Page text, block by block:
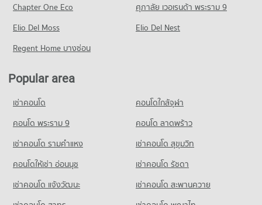
26 properties for sale
Condo mittrapapmemorial hospital saraburi
PROJECT_COUNT
Condo for Rent near mittrapapmemorial hospital saraburi
10 properties for rent
Condo for Sale near mittrapapmemorial hospital saraburi
46 properties for sale
Condo Saraburi Private Medical Clinic
PROJECT_COUNT
Condo for Rent near Saraburi Private Medical Clinic
10 properties for rent
Condo for Sale near Saraburi Private Medical Clinic
46 properties for sale
Condo Saraburi Hospital
Chapter One Eco
ศุภาลัย เวอเรนด้า พระราม 9
Elio Del Moss
Elio Del Nest
Regent Home บางซ่อน
Popular area
เช่าคอนโด
คอนโดใกล้จุฬา
คอนโด พระราม 9
คอนโด ลาดพร้าว
เช่าคอนโด รามคําแหง
เช่าคอนโด สุขุมวิท
คอนโดให้เช่า อ่อนนุช
เช่าคอนโด รัชดา
เช่าคอนโด แจ้งวัฒนะ
เช่าคอนโด สะพานควาย